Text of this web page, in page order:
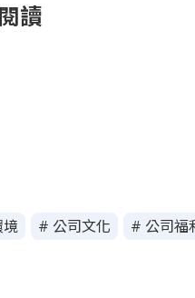
讀
# 公司文化 # 公司福